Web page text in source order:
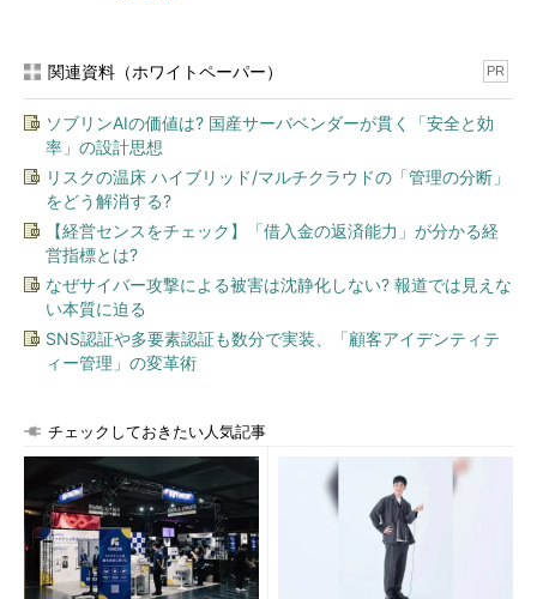
関連資料（ホワイトペーパー） PR
ソブリンAIの価値は? 国産サーバベンダーが貫く「安全と効
率」の設計思想
リスクの温床 ハイブリッド/マルチクラウドの「管理の分断」
をどう解消する?
【経営センスをチェック】「借入金の返済能力」が分かる経
営指標とは?
なぜサイバー攻撃による被害は沈静化しない? 報道では見えな
い本質に迫る
SNS認証や多要素認証も数分で実装、「顧客アイデンティテ
ィー管理」の変革術
チェックしておきたい人気記事